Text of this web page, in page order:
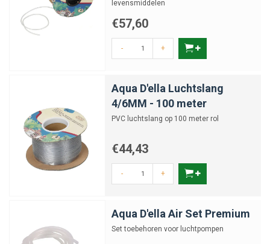
De luchtslang mag dan klein zijn, het bepaalt of je systeem efficiënt en
storingsvrij werkt. Met de juiste lengte, het juiste materiaal en een goede
bevestiging zorg je dat alles netjes op z’n plek blijft – en je systeem
levensmiddelen
€57,60
- +
Aqua D'ella Luchtslang
4/6MM - 100 meter
PVC luchtslang op 100 meter rol
€44,43
- +
Aqua D'ella Air Set Premium
Set toebehoren voor luchtpompen